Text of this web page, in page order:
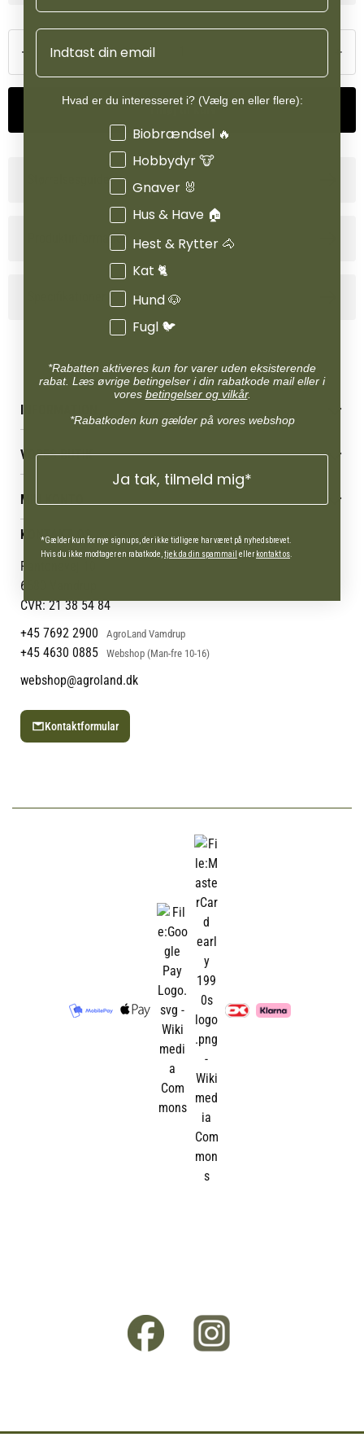
Tilføj til kurv
Produktinformation
INFORMATION
Reklamations- & fortrydelsesret
Levering & afhentning
Følg din bestilling
Persondatapolitik
Cookies
Returportal
VORES BUTIK
Job
Mærker
Om os
Om Vestjyllands Andel
Blog
Ofte stillede spørgsmål
MIN KONTO
Administrer min konto
Min Konto
KONTAKT OS
Pantonevej 10
6580 Vamdrup
CVR: 21 38 54 84
+45 7692 2900
AgroLand Vamdrup
+45 4630 0885 Webshop (Man-fre 10-16)
webshop@agroland.dk
Kontaktformular
Email
Hvad er du interesseret i? (Vælg en eller flere):
Interesser
Biobrændsel 🔥
Hobbydyr 🐮
Gnaver 🐰
Hus & Have 🏠
Hest & Rytter 🐴
Kat 🐈
Hund 🐶
Fugl 🐦
*Rabatten aktiveres kun for varer uden eksisterende
rabat. Læs øvrige betingelser i din rabatkode mail eller i
vores betingelser og vilkår.
*Rabatkoden kun gælder på vores webshop
Ja tak, tilmeld mig*
*Gælder kun for nye signups, der ikke tidligere har været på nyhedsbrevet.
Hvis du ikke modtager en rabatkode, tjek da din spammail ellerkontakt os